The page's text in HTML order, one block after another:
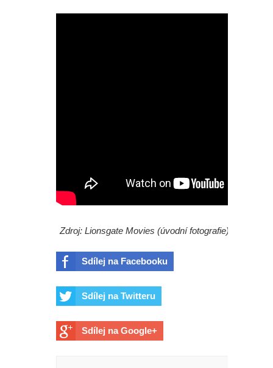
Zdroj: Lionsgate Movies (úvodní fotografie)
Sdílej na Facebooku
Sdílej na Twitteru
Sdílej na Google+